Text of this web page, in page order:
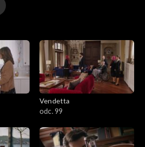
Vendetta
odc. 99